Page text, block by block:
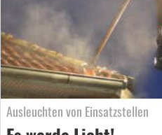
Ausleuchten von Einsatzstellen